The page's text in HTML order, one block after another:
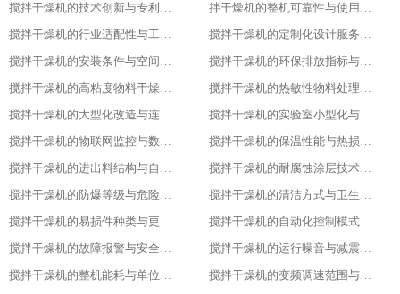
搅拌干燥机的技术创新与专利技术应用
拌干燥机的整机可靠性与使用寿命
搅拌干燥机的行业适配性与工艺调整方案
搅拌干燥机的定制化设计服务范围
搅拌干燥机的安装条件与空间布局要求
搅拌干燥机的环保排放指标与净化措施
搅拌干燥机的高粘度物料干燥适配设计
搅拌干燥机的热敏性物料处理工艺优化
搅拌干燥机的大型化改造与连续生产能力
搅拌干燥机的实验室小型化与参数复刻性
搅拌干燥机的物联网监控与数据追溯能力
搅拌干燥机的保温性能与热损失率
搅拌干燥机的进出料结构与自动化适配
搅拌干燥机的耐腐蚀涂层技术与应用场景
搅拌干燥机的防爆等级与危险环境适配性
搅拌干燥机的清洁方式与卫生残留标准
搅拌干燥机的易损件种类与更换周期
搅拌干燥机的自动化控制模式分类
搅拌干燥机的故障报警与安全保护功能
搅拌干燥机的运行噪音与减震措施
搅拌干燥机的整机能耗与单位能耗标准
搅拌干燥机的变频调速范围与控制精度